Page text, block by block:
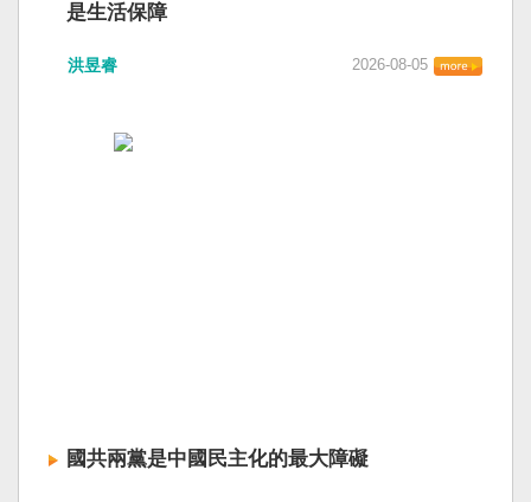
是生活保障
洪昱睿 2026-08-05
國共兩黨是中國民主化的最大障礙